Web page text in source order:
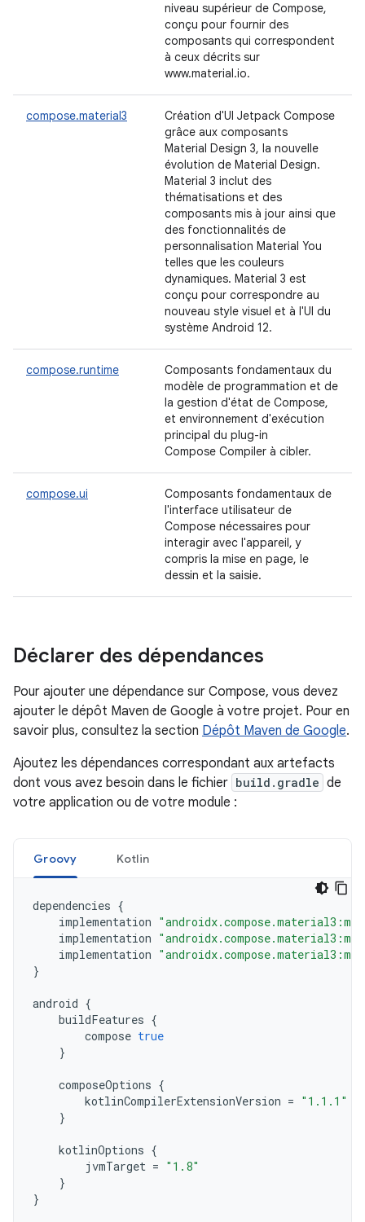
niveau supérieur de Compose,
conçu pour fournir des
composants qui correspondent
à ceux décrits sur
www.material.io.
compose.material3
Création d'UI Jetpack Compose
grâce aux composants
Material Design 3, la nouvelle
évolution de Material Design.
Material 3 inclut des
thématisations et des
composants mis à jour ainsi que
des fonctionnalités de
personnalisation Material You
telles que les couleurs
dynamiques. Material 3 est
conçu pour correspondre au
nouveau style visuel et à l'UI du
système Android 12.
compose.runtime
Composants fondamentaux du
modèle de programmation et de
la gestion d'état de Compose,
et environnement d'exécution
principal du plug-in
Compose Compiler à cibler.
compose.ui
Composants fondamentaux de
l'interface utilisateur de
Compose nécessaires pour
interagir avec l'appareil, y
compris la mise en page, le
dessin et la saisie.
Déclarer des dépendances
Pour ajouter une dépendance sur Compose, vous devez
ajouter le dépôt Maven de Google à votre projet. Pour en
savoir plus, consultez la section Dépôt Maven de Google.
Ajoutez les dépendances correspondant aux artefacts
dont vous avez besoin dans le fichier build.gradle de
votre application ou de votre module :
Groovy Kotlin
dependencies {
implementation
implementation
implementation
}
android {
buildFeatures {
compose true
}
composeOptions {
kotlinCompilerExtensionVersion = "1.1.1"
}
kotlinOptions {
jvmTarget = "1.8"
}
}